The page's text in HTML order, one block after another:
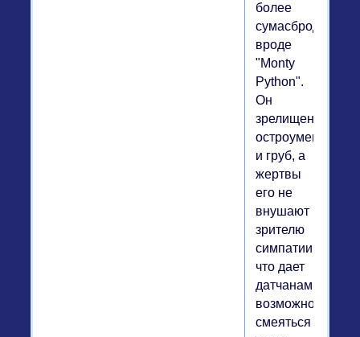
более
сумасбродный,
вроде
"Monty
Python".
Он
зрелищен,
остроумен
и груб, а
жертвы
его не
внушают
зрителю
симпатии,
что дает
датчанам
возможность
смеяться